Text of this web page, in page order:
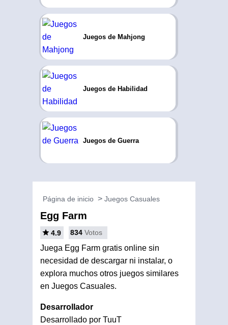
Juegos de Mahjong
Juegos de Habilidad
Juegos de Guerra
Página de inicio Juegos Casuales
Egg Farm
4.9 834 Votos
Juega Egg Farm gratis online sin
necesidad de descargar ni instalar, o
explora muchos otros juegos similares
en Juegos Casuales.
Desarrollador
Desarrollado por TuuT